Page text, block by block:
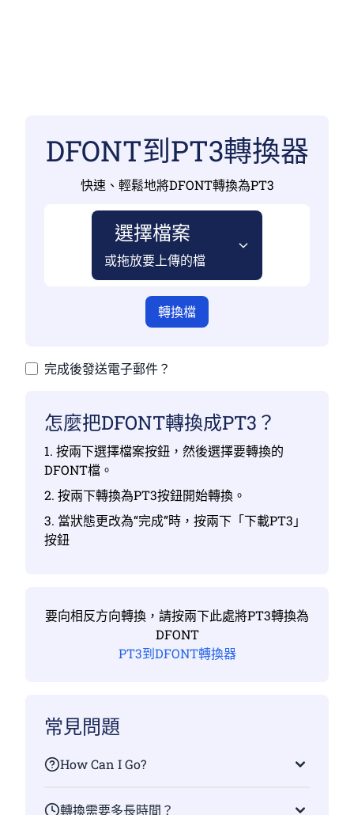
DFONT到PT3轉換器
快速、輕鬆地將DFONT轉換為PT3
選擇檔案
或拖放要上傳的檔
轉換檔
完成後發送電子郵件？
怎麼把DFONT轉換成PT3？
1. 按兩下選擇檔案按鈕，然後選擇要轉換的
DFONT檔。
2. 按兩下轉換為PT3按鈕開始轉換。
3. 當狀態更改為“完成”時，按兩下「下載PT3」
按鈕
要向相反方向轉換，請按兩下此處將PT3轉換為
DFONT
PT3到DFONT轉換器
常見問題
How Can I Go?
轉換需要多長時間？